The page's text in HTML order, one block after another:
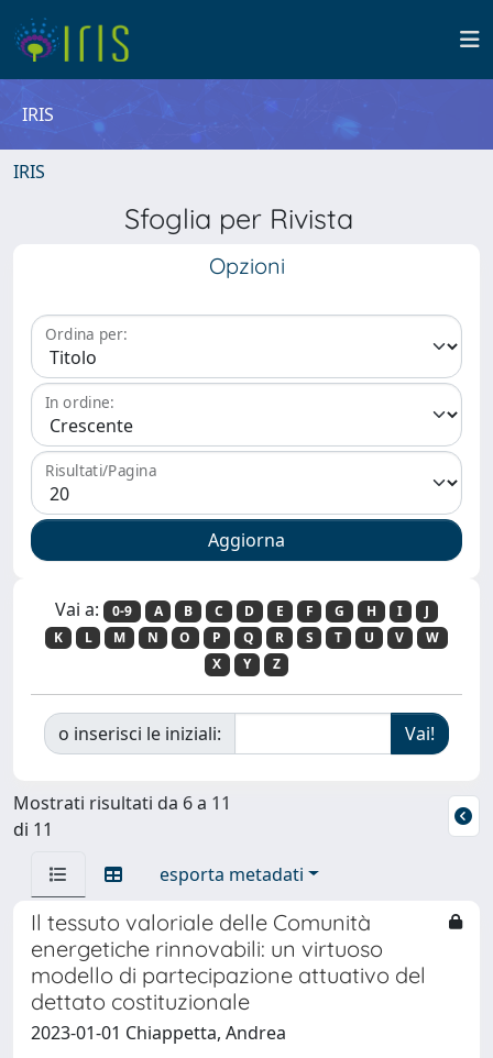
IRIS
IRIS
Sfoglia per Rivista
Opzioni
Ordina per:
In ordine:
Risultati/Pagina
Vai a: 0-9 A B C D E F G H I
J
K
L M N O P Q R S T U V
W
X
Y Z
o inserisci le iniziali:
Mostrati risultati da 6 a 11
di 11
esporta metadati
Il tessuto valoriale delle Comunità
energetiche rinnovabili: un virtuoso
modello di partecipazione attuativo del
dettato costituzionale
2023-01-01 Chiappetta, Andrea